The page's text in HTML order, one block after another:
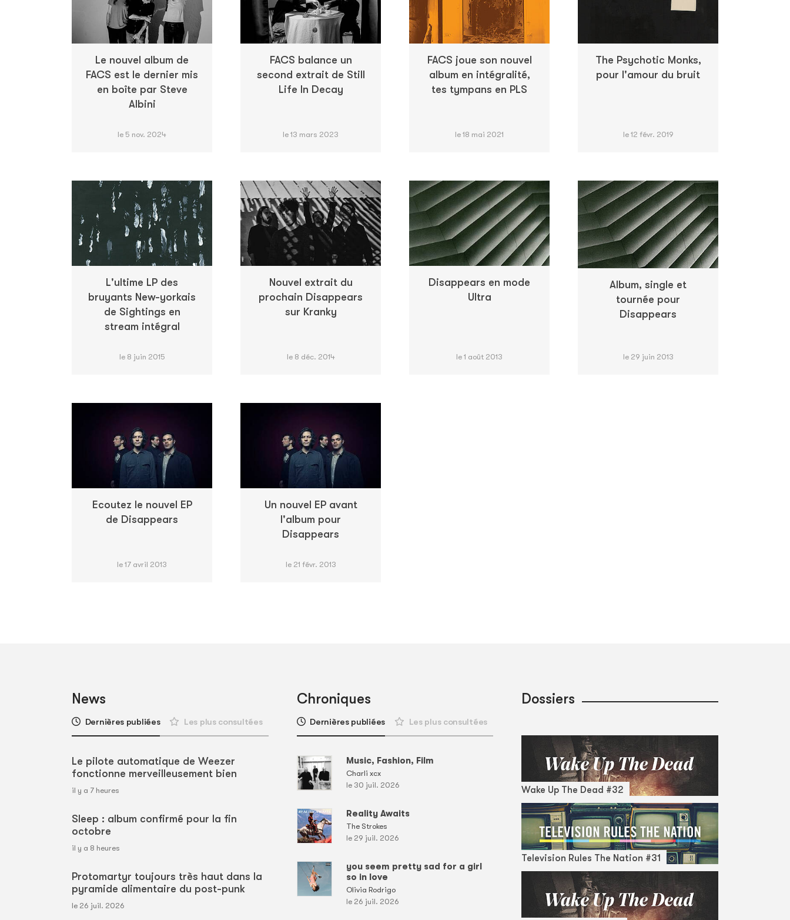
Le nouvel album de
FACS est le dernier mis
en boîte par Steve
Albini
le 5 nov. 2024
FACS balance un
second extrait de Still
Life In Decay
le 13 mars 2023
FACS joue son nouvel
album en intégralité,
tes tympans en PLS
le 18 mai 2021
The Psychotic Monks,
pour l'amour du bruit
le 12 févr. 2019
L'ultime LP des
bruyants New-yorkais
de Sightings en
stream intégral
le 8 juin 2015
Nouvel extrait du
prochain Disappears
sur Kranky
le 8 déc. 2014
Disappears en mode
Ultra
le 1 août 2013
Album, single et
tournée pour
Disappears
le 29 juin 2013
Ecoutez le nouvel EP
de Disappears
le 17 avril 2013
Un nouvel EP avant
l'album pour
Disappears
le 21 févr. 2013
News
Dernières publiées Les plus consultées
Le pilote automatique de Weezer
fonctionne merveilleusement bien
il y a 7 heures
Sleep : album confirmé pour la fin
octobre
il y a 8 heures
Protomartyr toujours très haut dans la
pyramide alimentaire du post-punk
le 26 juil. 2026
Chroniques
Dernières publiées Les plus consultées
Music, Fashion, Film
Charli xcx
le 30 juil. 2026
Reality Awaits
The Strokes
le 29 juil. 2026
you seem pretty sad for a girl
so in love
Olivia Rodrigo
le 26 juil. 2026
Dossiers
Wake Up The Dead #32
Television Rules The Nation #31